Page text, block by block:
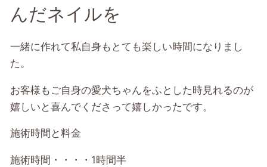
んだネイルを
一緒に作れて私自身もとても楽しい時間になりまし
た。
お客様もご自身の愛犬ちゃんをふとした時見れるのが
嬉しいと喜んでくださって嬉しかったです。
施術時間と料金
施術時間・・・・1時間半